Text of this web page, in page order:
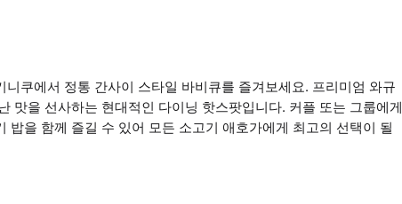
쿠에서 정통 간사이 스타일 바비큐를 즐겨보세요. 프리미엄 와규
맛을 선사하는 현대적인 다이닝 핫스팟입니다. 커플 또는 그룹에게
밥을 함께 즐길 수 있어 모든 소고기 애호가에게 최고의 선택이 될